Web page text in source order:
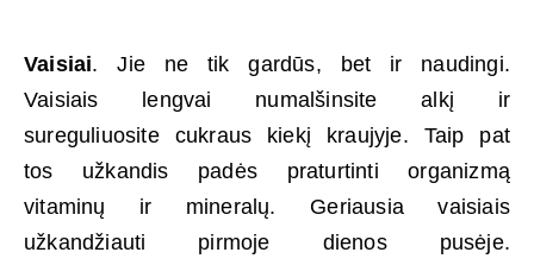
Vaisiai. Jie ne tik gardūs, bet ir naudingi.
Vaisiais lengvai numalšinsite alkį ir
sureguliuosite cukraus kiekį kraujyje. Taip pat
tos užkandis padės praturtinti organizmą
vitaminų ir mineralų. Geriausia vaisiais
užkandžiauti pirmoje dienos pusėje.